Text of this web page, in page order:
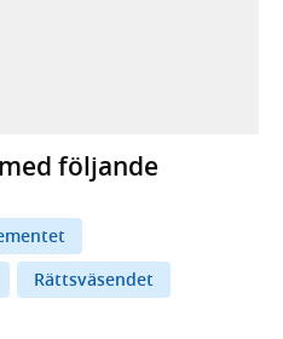
flik, extern webbplats,
webbplats,
flik, extern webbplats,
följande
Rättsväsendet